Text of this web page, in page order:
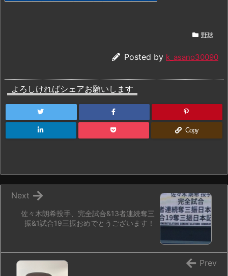
野球
Posted by k_asano30090
よろしければシェアお願いします
Copy
佐々木朗希投手、完全試合&13者連続奪三
振&1試合19三振おめでとうございます！
Next
Prev